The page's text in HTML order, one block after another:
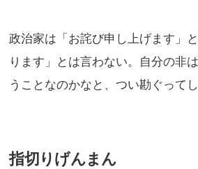
政治家は「お詫び申し上げます」
ります」とは言わない。自分の非
うことなのかなと、つい勘ぐってし
指切りげんまん